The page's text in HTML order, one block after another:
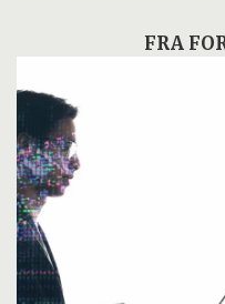
FRA